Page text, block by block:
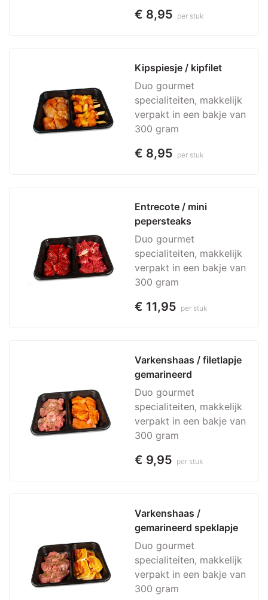
€ 8,95 per stuk
Kipspiesje / kipfilet
Duo gourmet
specialiteiten, makkelijk
verpakt in een bakje van
300 gram
€ 8,95 per stuk
Entrecote / mini
pepersteaks
Duo gourmet
specialiteiten, makkelijk
verpakt in een bakje van
300 gram
€ 11,95 per stuk
Varkenshaas / filetlapje
gemarineerd
Duo gourmet
specialiteiten, makkelijk
verpakt in een bakje van
300 gram
€ 9,95 per stuk
Varkenshaas /
gemarineerd speklapje
Duo gourmet
specialiteiten, makkelijk
verpakt in een bakje van
300 gram